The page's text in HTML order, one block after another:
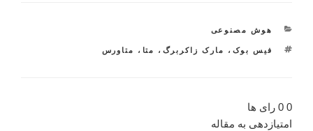
هوش مصنوعی
فیس بوک ، مارک زاکربرگ ، متا ، متاورس
0
0 رای ها
امتیازدهی به مقاله